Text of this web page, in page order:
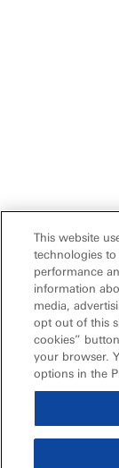
This website
technologies
performance
information
media,
opt out of this
cookies”
your browser.
options in the